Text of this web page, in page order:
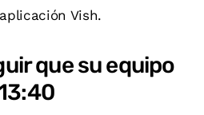
Vish.
que su equipo